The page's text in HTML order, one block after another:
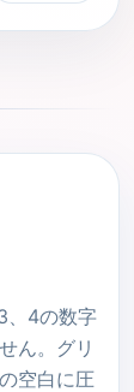
、4の数字
ん。グリ
空白に圧